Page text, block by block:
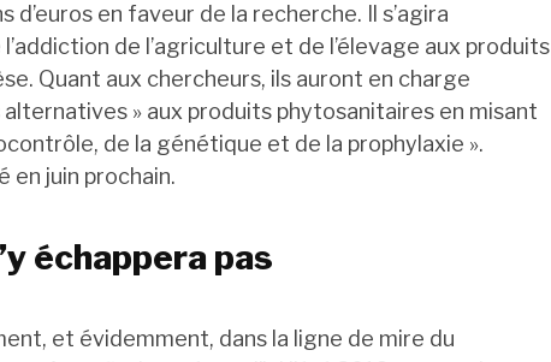
en faveur de la recherche. Il s’agira
de l’agriculture et de l’élevage aux produits
Quant aux chercheurs, ils auront en charge
alternatives » aux produits phytosanitaires en misant
de la génétique et de la prophylaxie ».
en juin prochain.
échappera pas
et évidemment, dans la ligne de mire du